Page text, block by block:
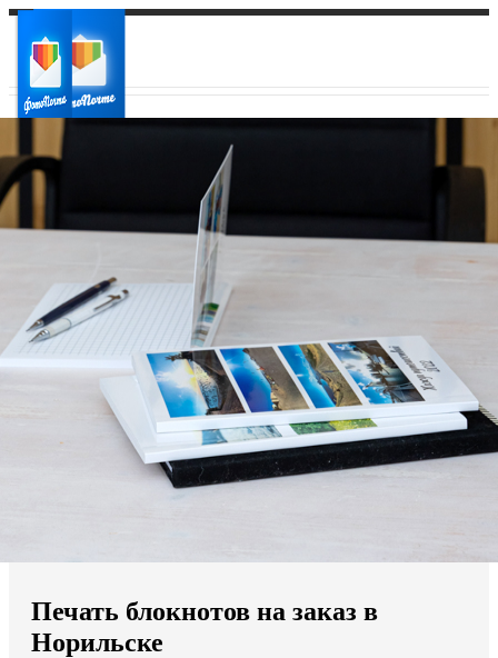
Ваш регион доставки
Выберите из списка:
Мы доставляем по всему миру
Продолжить без города
Печать блокнотов на заказ в
Норильске